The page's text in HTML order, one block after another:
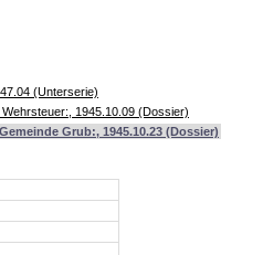
(Unterserie)
1945.10.09 (Dossier)
Grub:, 1945.10.23 (Dossier)